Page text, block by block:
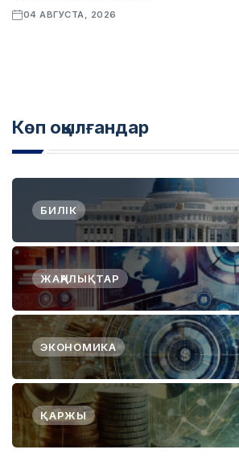
04 АВГУСТА, 2026
Көп оқылғандар
БИЛІК
ЖАҢАЛЫҚТАР
ЭКОНОМИКА
ҚАРЖЫ